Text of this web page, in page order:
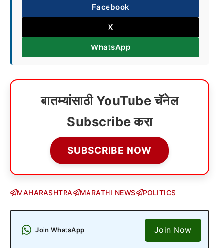
Facebook
X
WhatsApp
बातम्यांसाठी YouTube चॅनेल
Subscribe करा
SUBSCRIBE NOW
MAHARASHTRA MARATHI NEWS POLITICS
Join WhatsApp Join Now